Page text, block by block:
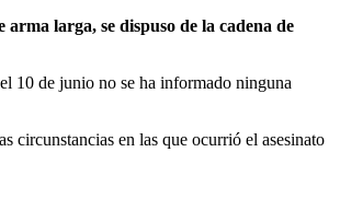
larga, se dispuso de la cadena de
10 de junio no se ha informado ninguna
circunstancias en las que ocurrió el asesinato